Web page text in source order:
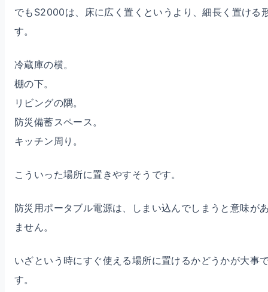
でもS2000は、床に広く置くというより、細長く置ける
す。
冷蔵庫の横。
棚の下。
リビングの隅。
防災備蓄スペース。
キッチン周り。
こういった場所に置きやすそうです。
防災用ポータブル電源は、しまい込んでしまうと意味が
ません。
いざという時にすぐ使える場所に置けるかどうかが大事
す。